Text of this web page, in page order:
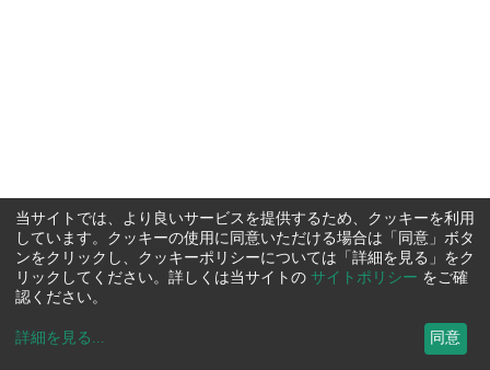
当サイトでは、より良いサービスを提供するため、クッキーを利用
しています。クッキーの使用に同意いただける場合は「同意」ボタ
ンをクリックし、クッキーポリシーについては「詳細を見る」をク
リックしてください。詳しくは当サイトの サイトポリシー をご確
認ください。
詳細を見る ... 同意